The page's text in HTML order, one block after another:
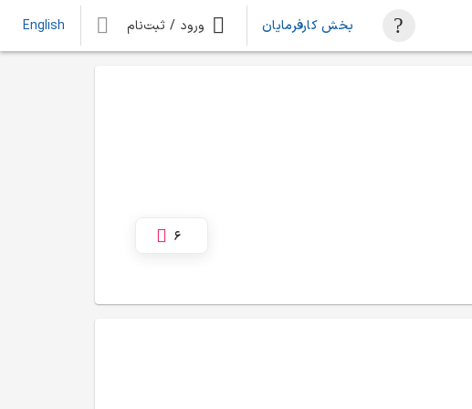
بخش کارفرمایان ورود / ثبت‌نام English
6